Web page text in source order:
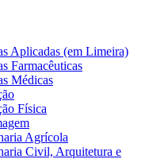
Aplicadas (em Limeira)
Farmacêuticas
Médicas
Física
Agrícola
Civil, Arquitetura e